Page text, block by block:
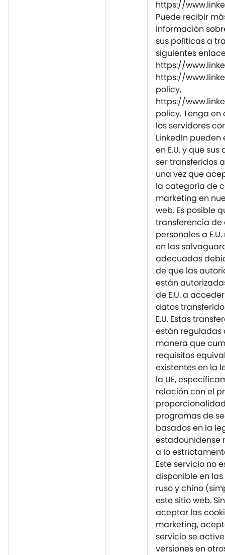
https://
Puede recibir
información
sus políticas a
siguientes
https://
https://
policy,
https://
policy. Tenga
los servidores
LinkedIn
en E.U. y que
ser transferidos
una vez que
la categoría de
marketing en
web. Es posible
transferencia de
personales a
en las
adecuadas
de que las
están
de E.U. a
datos
E.U. Estas
están reguladas
manera que
requisitos
existentes en la
la UE,
relación con el
programas de
basados en la
estadounidense
a lo
Este servicio no
disponible en
ruso y chino
este sitio web.
aceptar las
marketing,
servicio se
versiones en